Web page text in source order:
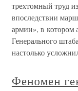
трехтомный труд
впоследствии
армии», в котором
Генерального
настолько
Феномен